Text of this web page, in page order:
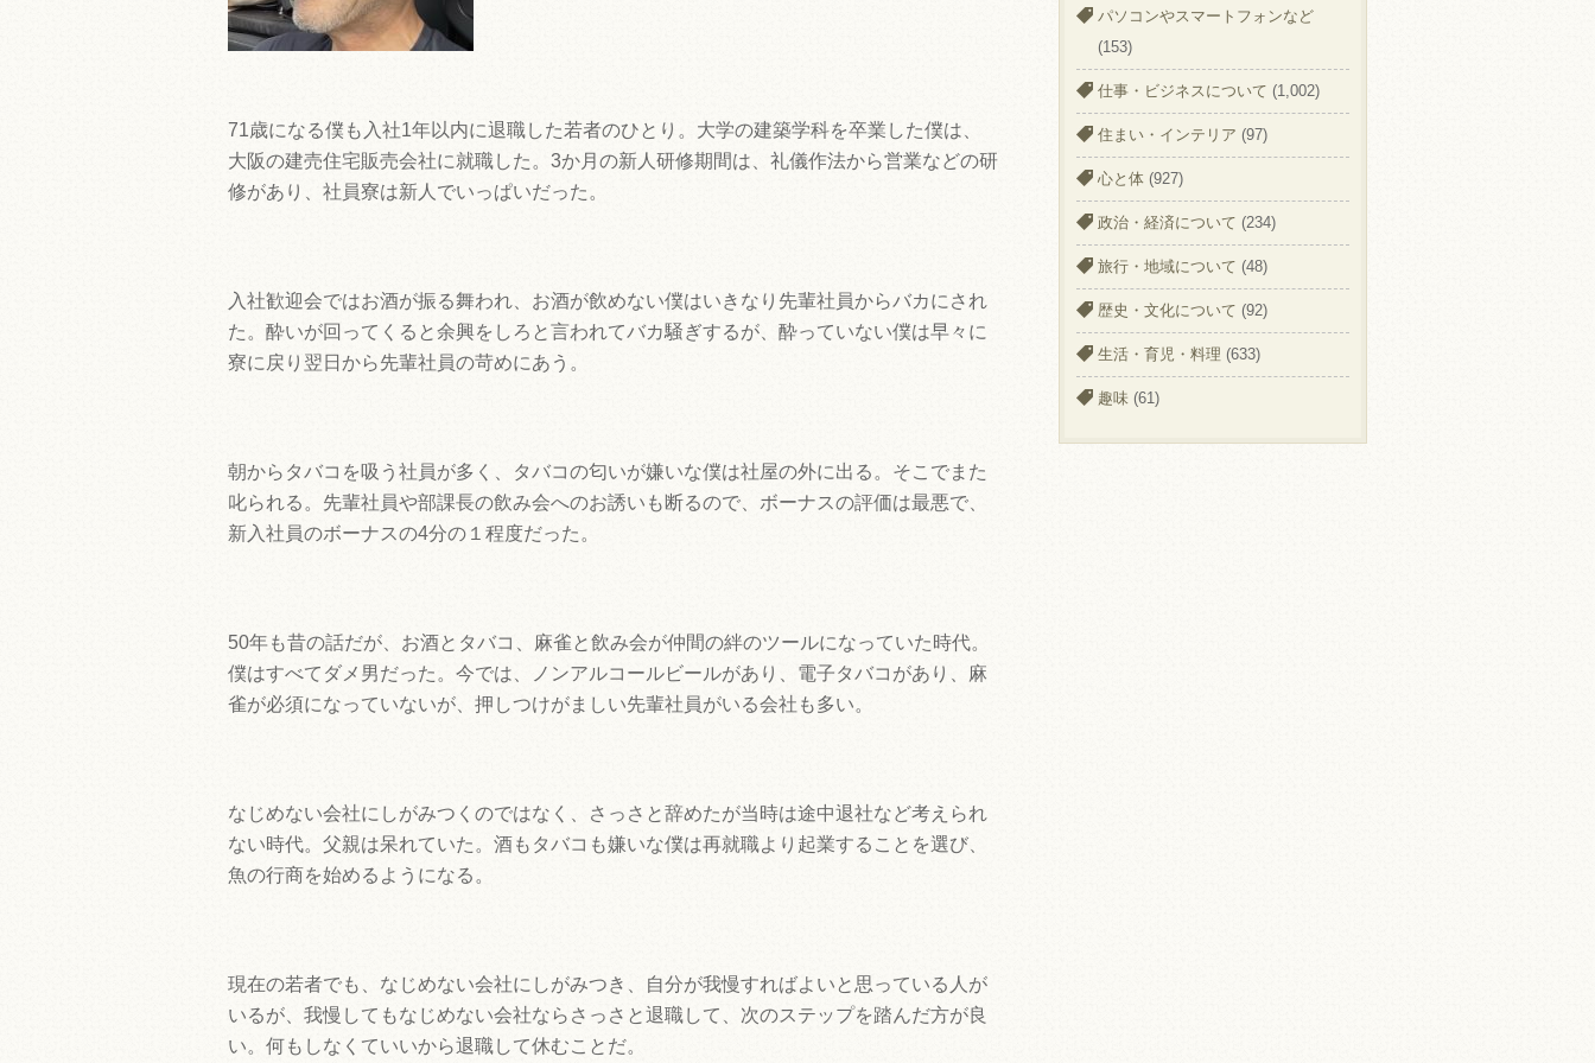
71歳になる僕も入社1年以内に退職した若者のひとり。大学の建築学科を卒業した僕は、
大阪の建売住宅販売会社に就職した。3か月の新人研修期間は、礼儀作法から営業などの研
修があり、社員寮は新人でいっぱいだった。
入社歓迎会ではお酒が振る舞われ、お酒が飲めない僕はいきなり先輩社員からバカにされ
た。酔いが回ってくると余興をしろと言われてバカ騒ぎするが、酔っていない僕は早々に
寮に戻り翌日から先輩社員の苛めにあう。
朝からタバコを吸う社員が多く、タバコの匂いが嫌いな僕は社屋の外に出る。そこでまた
叱られる。先輩社員や部課長の飲み会へのお誘いも断るので、ボーナスの評価は最悪で、
新入社員のボーナスの4分の１程度だった。
50年も昔の話だが、お酒とタバコ、麻雀と飲み会が仲間の絆のツールになっていた時代。
僕はすべてダメ男だった。今では、ノンアルコールビールがあり、電子タバコがあり、麻
雀が必須になっていないが、押しつけがましい先輩社員がいる会社も多い。
なじめない会社にしがみつくのではなく、さっさと辞めたが当時は途中退社など考えられ
ない時代。父親は呆れていた。酒もタバコも嫌いな僕は再就職より起業することを選び、
魚の行商を始めるようになる。
現在の若者でも、なじめない会社にしがみつき、自分が我慢すればよいと思っている人が
いるが、我慢してもなじめない会社ならさっさと退職して、次のステップを踏んだ方が良
い。何もしなくていいから退職して休むことだ。
パソコンやスマートフォンなど
(153)
仕事・ビジネスについて (1,002)
住まい・インテリア (97)
心と体 (927)
政治・経済について (234)
旅行・地域について (48)
歴史・文化について (92)
生活・育児・料理 (633)
趣味 (61)